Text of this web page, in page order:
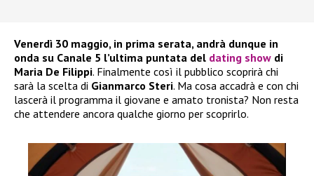
Venerdì 30 maggio, in prima serata, andrà dunque in
onda su Canale 5 l’ultima puntata del dating show di
Maria De Filippi. Finalmente così il pubblico scoprirà chi
sarà la scelta di Gianmarco Steri. Ma cosa accadrà e con chi
lascerà il programma il giovane e amato tronista? Non resta
che attendere ancora qualche giorno per scoprirlo.